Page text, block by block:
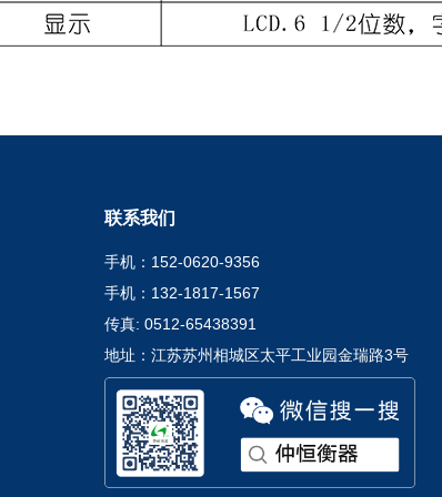
联系我们
手机：152-0620-9356
手机：132-1817-1567
传真: 0512-65438391
地址：江苏苏州相城区太平工业园金瑞路3号